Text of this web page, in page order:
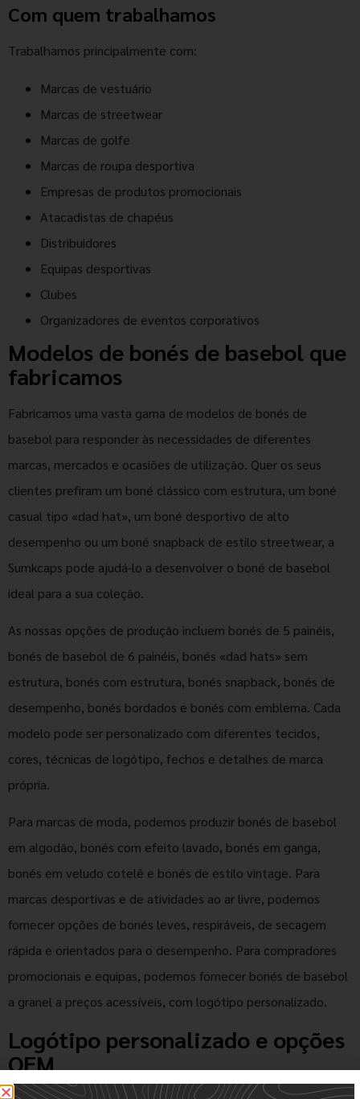
Com quem trabalhamos
Trabalhamos principalmente com:
Marcas de vestuário
Marcas de streetwear
Marcas de golfe
Marcas de roupa desportiva
Empresas de produtos promocionais
Atacadistas de chapéus
Distribuidores
Equipas desportivas
Clubes
Organizadores de eventos corporativos
Modelos de bonés de basebol que
fabricamos
Fabricamos uma vasta gama de modelos de bonés de
basebol para responder às necessidades de diferentes
marcas, mercados e ocasiões de utilização. Quer os seus
clientes prefiram um boné clássico com estrutura, um boné
casual tipo «dad hat», um boné desportivo de alto
desempenho ou um boné snapback de estilo streetwear, a
Sumkcaps pode ajudá-lo a desenvolver o boné de basebol
ideal para a sua coleção.
As nossas opções de produção incluem bonés de 5 painéis,
bonés de basebol de 6 painéis, bonés «dad hats» sem
estrutura, bonés com estrutura, bonés snapback, bonés de
desempenho, bonés bordados e bonés com emblema. Cada
modelo pode ser personalizado com diferentes tecidos,
cores, técnicas de logótipo, fechos e detalhes de marca
própria.
Para marcas de moda, podemos produzir bonés de basebol
em algodão, bonés com efeito lavado, bonés em ganga,
bonés em veludo cotelê e bonés de estilo vintage. Para
marcas desportivas e de atividades ao ar livre, podemos
fornecer opções de bonés leves, respiráveis, de secagem
rápida e orientados para o desempenho. Para compradores
promocionais e equipas, podemos fornecer bonés de basebol
a granel a preços acessíveis, com logótipo personalizado.
Logótipo personalizado e opções
OEM